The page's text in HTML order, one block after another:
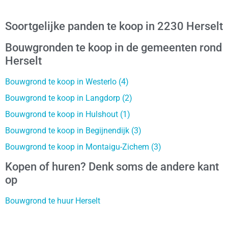
Soortgelijke panden te koop in 2230 Herselt
Bouwgronden te koop in de gemeenten rond
Herselt
Bouwgrond te koop in Westerlo (4)
Bouwgrond te koop in Langdorp (2)
Bouwgrond te koop in Hulshout (1)
Bouwgrond te koop in Begijnendijk (3)
Bouwgrond te koop in Montaigu-Zichem (3)
Kopen of huren? Denk soms de andere kant
op
Bouwgrond te huur Herselt